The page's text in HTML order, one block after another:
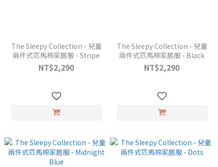
The Sleepy Collection - 兒童
兩件式匹馬棉家居服 - Stripe
NT$2,290
The Sleepy Collection - 兒童
兩件式匹馬棉家居服 - Black
NT$2,290